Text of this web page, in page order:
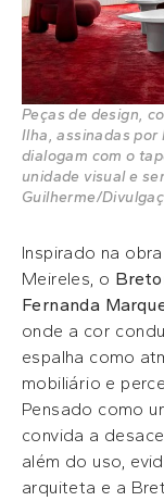
Peças de design,
Ilha, assinadas por
dialogam com o
unidade visual e
Guilherme/
Inspirado na obra
Meireles, o
Fernanda
onde a cor
espalha como
mobiliário e
Pensado como
convida a
além do uso,
arquiteta e a